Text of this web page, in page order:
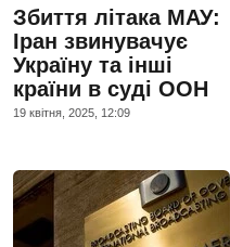
Збиття літака МАУ:
Іран звинувачує
Україну та інші
країни в суді ООН
19 квiтня, 2025, 12:09